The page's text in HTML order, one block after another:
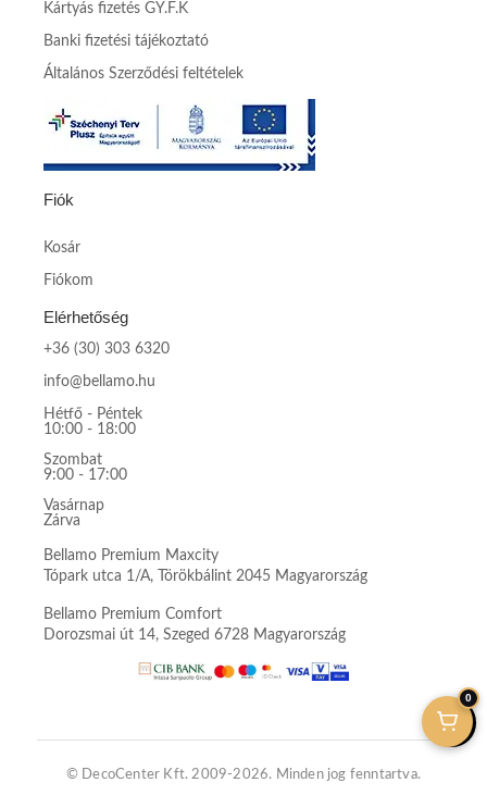
Kártyás fizetés GY.F.K
Banki fizetési tájékoztató
Általános Szerződési feltételek
Fiók
Kosár
Fiókom
Elérhetőség
+36 (30) 303 6320
info@bellamo.hu
Hétfő - Péntek
10:00 - 18:00
Szombat
9:00 - 17:00
Vasárnap
Zárva
Bellamo Premium Maxcity
Tópark utca 1/A, Törökbálint 2045 Magyarország
Bellamo Premium Comfort
Dorozsmai út 14, Szeged 6728 Magyarország
© DecoCenter Kft. 2009-2026. Minden jog fenntartva.
0